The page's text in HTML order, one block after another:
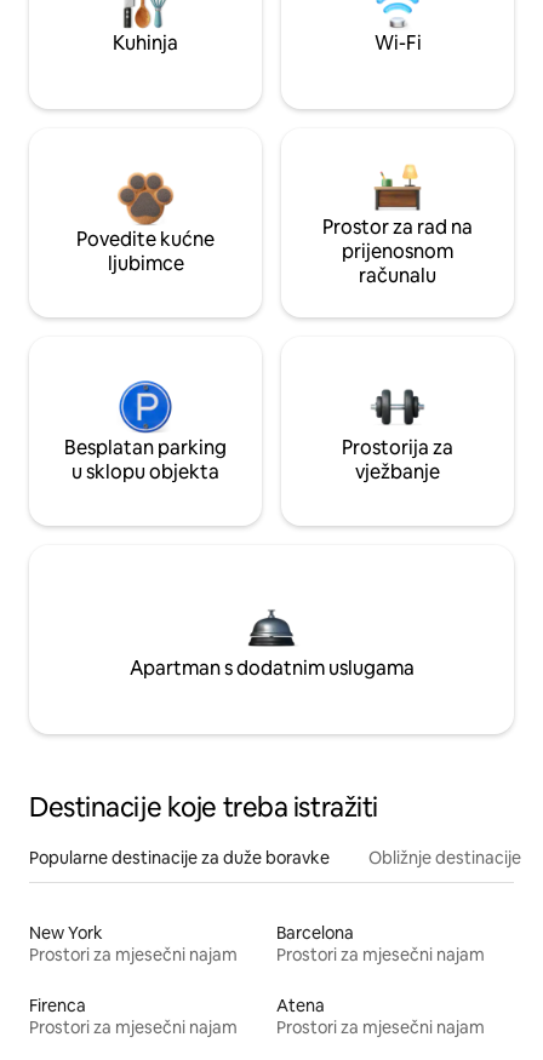
Kuhinja Wi-Fi
Povedite kućne
ljubimce
Prostor za rad na
prijenosnom
računalu
Besplatan parking
u sklopu objekta
Prostorija za
vježbanje
Apartman s dodatnim uslugama
Destinacije koje treba istražiti
Popularne destinacije za duže boravke Obližnje destinacije
New York
Prostori za mjesečni najam
Barcelona
Prostori za mjesečni najam
Firenca
Prostori za mjesečni najam
Atena
Prostori za mjesečni najam